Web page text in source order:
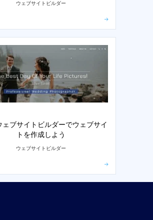
ウェブサイトビルダー
ェブサイトビルダーでウェブサイ
トを作成しよう
ウェブサイトビルダー